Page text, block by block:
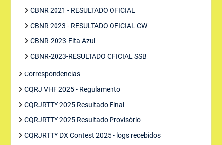
CBNR 2021 - RESULTADO OFICIAL
CBNR 2023 - RESULTADO OFICIAL CW
CBNR-2023-Fita Azul
CBNR-2023-RESULTADO OFICIAL SSB
Correspondencias
CQRJ VHF 2025 - Regulamento
CQRJRTTY 2025 Resultado Final
CQRJRTTY 2025 Resultado Provisório
CQRJRTTY DX Contest 2025 - logs recebidos